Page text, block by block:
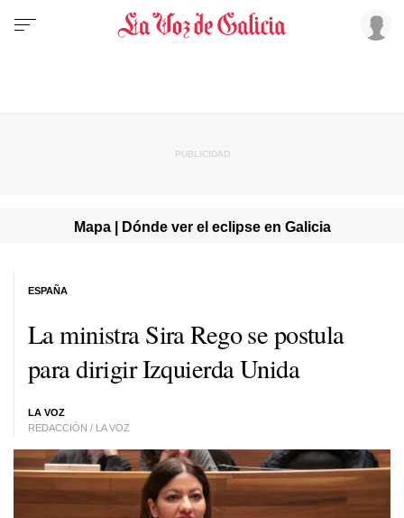
Mapa | Dónde ver el eclipse en Galicia
La ministra Sira Rego se postula
para dirigir Izquierda Unida
LA VOZ
REDACCIÓN / LA VOZ
ESPAÑA